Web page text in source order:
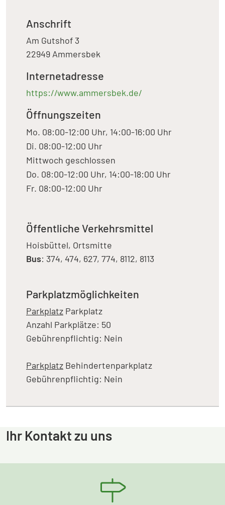
Anschrift
Am Gutshof 3
22949 Ammersbek
Internetadresse
https://www.ammersbek.de/
Öffnungszeiten
Mo. 08:00-12:00 Uhr, 14:00-16:00 Uhr
Di. 08:00-12:00 Uhr
Mittwoch geschlossen
Do. 08:00-12:00 Uhr, 14:00-18:00 Uhr
Fr. 08:00-12:00 Uhr
Öffentliche Verkehrsmittel
Hoisbüttel, Ortsmitte
Bus: 374, 474, 627, 774, 8112, 8113
Parkplatzmöglichkeiten
Parkplatz Parkplatz
Anzahl Parkplätze: 50
Gebührenpflichtig: Nein
Parkplatz Behindertenparkplatz
Gebührenpflichtig: Nein
Ihr Kontakt zu uns